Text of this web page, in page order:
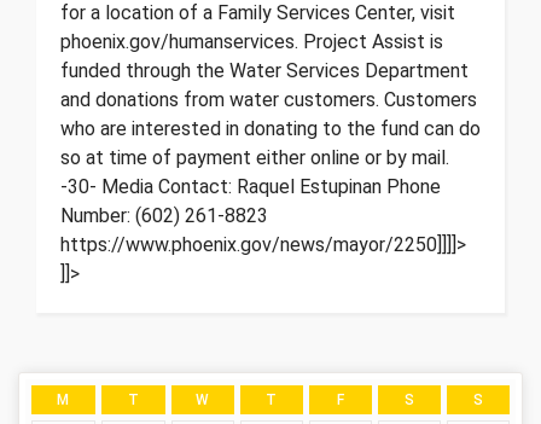
for a location of a Family Services Center, visit
phoenix.gov/humanservices. Project Assist is
funded through the Water Services Department
and donations from water customers. Customers
who are interested in donating to the fund can do
so at time of payment either online or by mail.
-30- Media Contact: Raquel Estupinan Phone
Number: (602) 261-8823
https://www.phoenix.gov/news/mayor/2250]]]]>
]]>
M T W T F S S